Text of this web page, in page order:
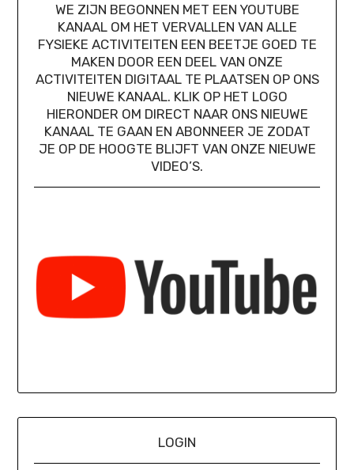
WE ZIJN BEGONNEN MET EEN YOUTUBE
KANAAL OM HET VERVALLEN VAN ALLE
FYSIEKE ACTIVITEITEN EEN BEETJE GOED TE
MAKEN DOOR EEN DEEL VAN ONZE
ACTIVITEITEN DIGITAAL TE PLAATSEN OP ONS
NIEUWE KANAAL. KLIK OP HET LOGO
HIERONDER OM DIRECT NAAR ONS NIEUWE
KANAAL TE GAAN EN ABONNEER JE ZODAT
JE OP DE HOOGTE BLIJFT VAN ONZE NIEUWE
VIDEO’S.
LOGIN